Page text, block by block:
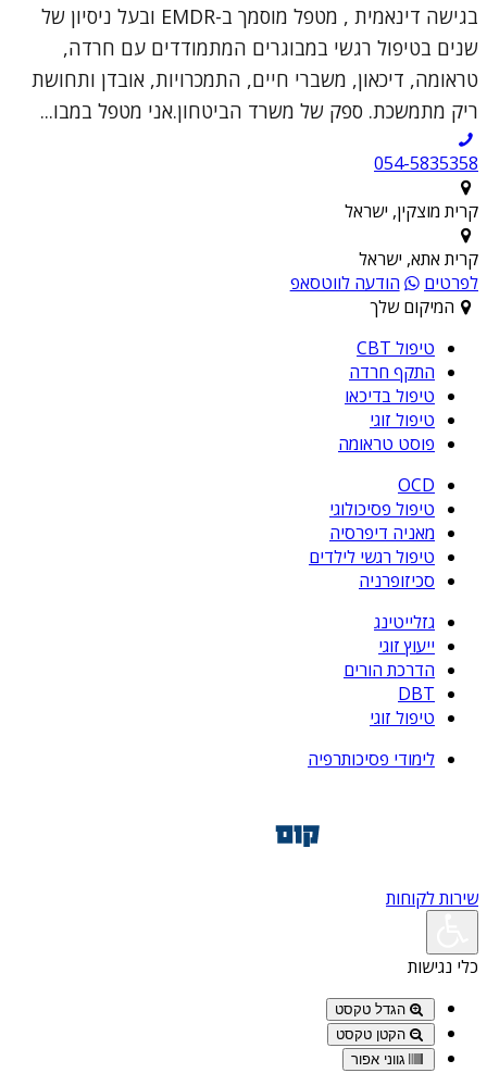
בגישה דינאמית , מטפל מוסמך ב-EMDR ובעל ניסיון של
שנים בטיפול רגשי במבוגרים המתמודדים עם חרדה,
טראומה, דיכאון, משברי חיים, התמכרויות, אובדן ותחושת
ריק מתמשכת. ספק של משרד הביטחון.אני מטפל במבו...
054-5835358
קרית מוצקין, ישראל
קרית אתא, ישראל
לפרטים
הודעה לווטסאפ
המיקום שלך
טיפול CBT
התקף חרדה
טיפול בדיכאו
טיפול זוגי
פוסט טראומה
OCD
טיפול פסיכולוגי
מאניה דיפרסיה
טיפול רגשי לילדים
סכיזופרניה
גזלייטינג
ייעוץ זוגי
הדרכת הורים
DBT
טיפול זוגי
לימודי פסיכותרפיה
שירות לקוחות
כלי נגישות
הגדל טקסט
הקטן טקסט
גווני אפור